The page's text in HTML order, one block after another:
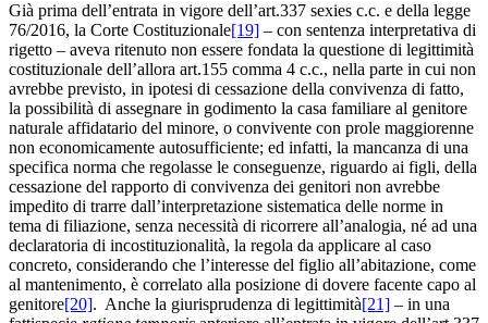
Già prima dell’entrata in vigore dell’art.337 sexies c.c. e della legge
76/2016, la Corte Costituzionale[19] – con sentenza interpretativa di
rigetto – aveva ritenuto non essere fondata la questione di legittimità
costituzionale dell’allora art.155 comma 4 c.c., nella parte in cui non
avrebbe previsto, in ipotesi di cessazione della convivenza di fatto,
la possibilità di assegnare in godimento la casa familiare al genitore
naturale affidatario del minore, o convivente con prole maggiorenne
non economicamente autosufficiente; ed infatti, la mancanza di una
specifica norma che regolasse le conseguenze, riguardo ai figli, della
cessazione del rapporto di convivenza dei genitori non avrebbe
impedito di trarre dall’interpretazione sistematica delle norme in
tema di filiazione, senza necessità di ricorrere all’analogia, né ad una
declaratoria di incostituzionalità, la regola da applicare al caso
concreto, considerando che l’interesse del figlio all’abitazione, come
al mantenimento, è correlato alla posizione di dovere facente capo al
genitore[20]. Anche la giurisprudenza di legittimità[21] – in una